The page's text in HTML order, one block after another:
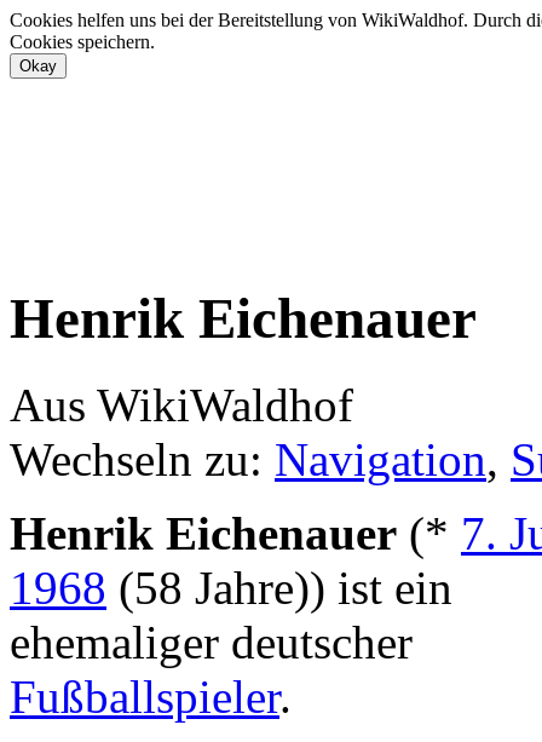
Cookies helfen uns bei der Bereitstellung von WikiWaldhof. Durch
Cookies speichern.
Henrik Eichenauer
Aus WikiWaldhof
Wechseln zu: Navigation,
Henrik Eichenauer (* 7.
1968 (58 Jahre)) ist ein
ehemaliger deutscher
Fußballspieler.